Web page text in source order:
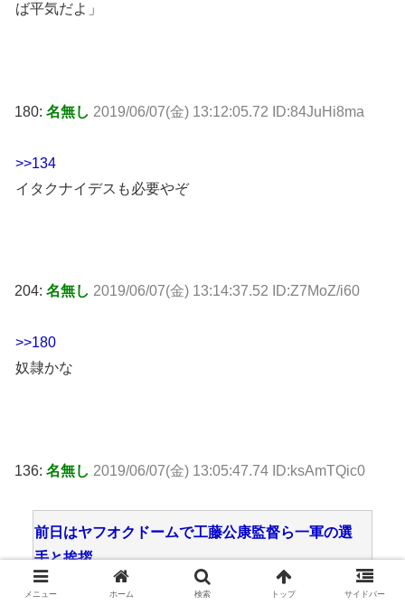
ば平気だよ」
180: 名無し 2019/06/07(金) 13:12:05.72 ID:84JuHi8ma
>>134
イタクナイデスも必要やぞ
204: 名無し 2019/06/07(金) 13:14:37.52 ID:Z7MoZ/i60
>>180
奴隷かな
136: 名無し 2019/06/07(金) 13:05:47.74 ID:ksAmTQic0
前日はヤフオクドームで工藤公康監督ら一軍の選
手と挨拶。
松田宣浩選手には「熱男～！」を伝授され、「と
メニュー ホーム 検索 トップ サイドバー